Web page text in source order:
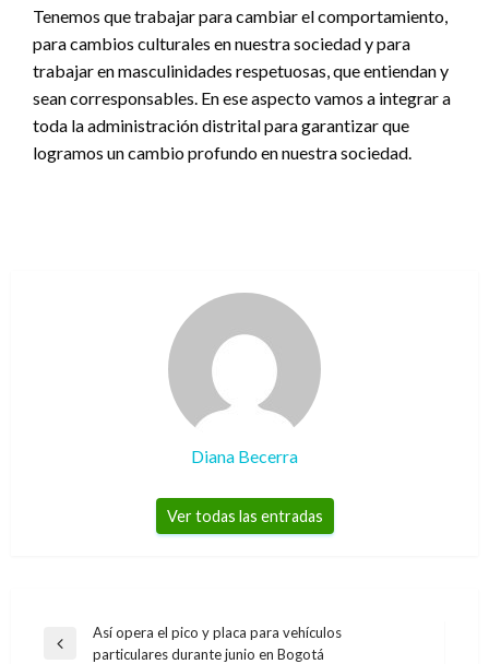
Tenemos que trabajar para cambiar el comportamiento,
para cambios culturales en nuestra sociedad y para
trabajar en masculinidades respetuosas, que entiendan y
sean corresponsables. En ese aspecto vamos a integrar a
toda la administración distrital para garantizar que
logramos un cambio profundo en nuestra sociedad.
Diana Becerra
Ver todas las entradas
Navegación
Entrada
Así opera el pico y placa para vehículos
particulares durante junio en Bogotá